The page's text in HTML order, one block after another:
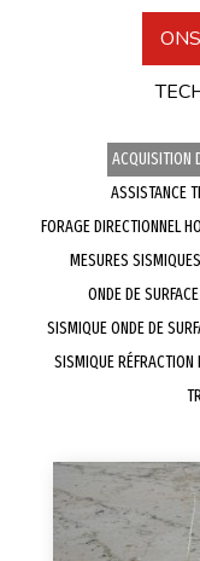
ACQUISITION
ASSISTANCE
FORAGE DIRECTIONNEL
MESURES
ONDE DE
SISMIQUE ONDE DE
SISMIQUE